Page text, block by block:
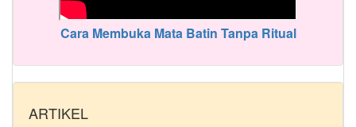
Cara Membuka Mata Batin Tanpa Ritual
ARTIKEL